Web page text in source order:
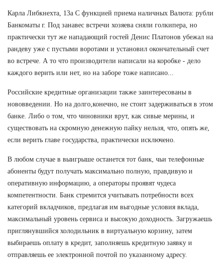
Карла Либкнехта, 13а С функцией приема наличных Валюта: рубли
Банкоматы г. Под занавес встречи хозяева сняли голкипера, но
практически тут же нападающий гостей Денис Платонов убежал на
рандеву уже с пустыми воротами и установил окончательный счет
во встрече. А то что производители написали на коробке - дело
каждого верить или нет, но на заборе тоже написано...
Российские кредитные организации также заинтересованы в
нововведении. Но на долго,конечно, не стоит задерживаться в этом
банке. Либо о том, что чиновники врут, как сивые мерины, и
существовать на скромную денежную пайку нельзя, что, опять же,
если верить главе государства, практически исключено.
В любом случае в выигрыше останется тот банк, чьи телефонные
абоненты будут получать максимально полную, правдивую и
оперативную информацию, а операторы проявят чудеса
компетентности. Банк стремится учитывать потребности всех
категорий вкладчиков, предлагая им выгодные условия вклада,
максимальный уровень сервиса и высокую доходность. Загружаешь
приглянувшийся холодильник в виртуальную корзину, затем
выбираешь оплату в кредит, заполняешь кредитную заявку и
отправляешь ее электронной почтой по указанному адресу.